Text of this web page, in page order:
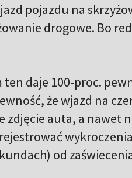
pojazdu na
drogowe. Bo
daje 100-proc.
że wjazd na
zdjęcie auta, a nawet
od